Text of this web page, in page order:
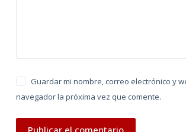
Guardar mi nombre, correo electrónico y
navegador la próxima vez que comente.